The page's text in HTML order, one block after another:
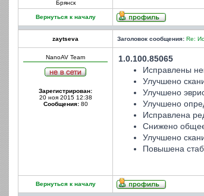
Брянск
Вернуться к началу
zaytseva Заголовок сообщения: Re:
NanoAV Team
Зарегистрирован:
20 ноя 2015 12:38
Сообщения:80
1.0.100.85065
Исправлены
Улучшено
Улучшено
Улучшено
Исправлена
Снижено общее
Улучшено
Повышена
Вернуться к началу